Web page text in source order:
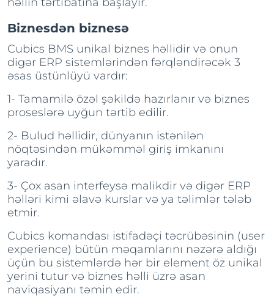
Biznesdən biznesə
Cubics BMS unikal biznes həllidir və onun
digər ERP sistemlərindən fərqləndirəcək 3
əsas üstünlüyü vardır:
1- Tamamilə özəl şəkildə hazırlanır və biznes
proseslərə uyğun tərtib edilir.
2- Bulud həllidir, dünyanın istənilən
nöqtəsindən mükəmməl giriş imkanını
yaradır.
3- Çox asan interfeysə malikdir və digər ERP
həlləri kimi əlavə kurslar və ya təlimlər tələb
etmir.
Cubics komandası istifadəçi təcrübəsinin (user
experience) bütün məqamlarını nəzərə aldığı
üçün bu sistemlərdə hər bir element öz unikal
yerini tutur və biznes həlli üzrə asan
naviqasiyanı təmin edir.